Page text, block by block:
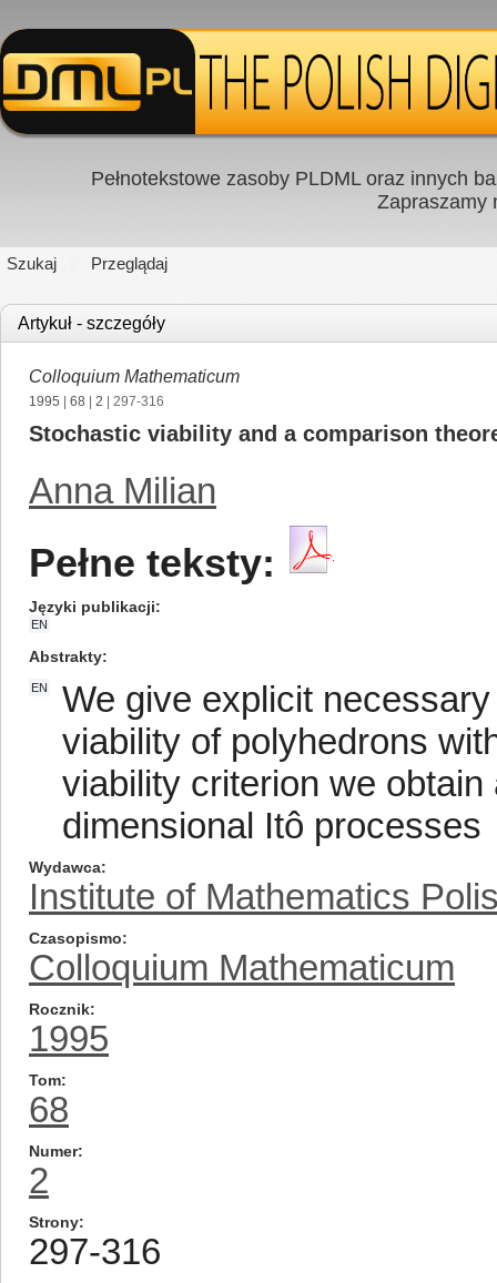
Pełnotekstowe zasoby PLDML oraz innych
Zapraszamy
Szukaj Przeglądaj
Artykuł - szczegóły
Colloquium Mathematicum
1995 68 2 | 297-316
Stochastic viability and a comparison
Anna Milian
Pełne teksty:
Języki publikacji
EN
Abstrakty
EN
We give explicit
viability of polyhedrons
viability criterion we
dimensional Itô processes
Wydawca
Institute of Mathematics
Czasopismo
Colloquium Mathematicum
Rocznik
1995
Tom
68
Numer
2
Strony
297-316